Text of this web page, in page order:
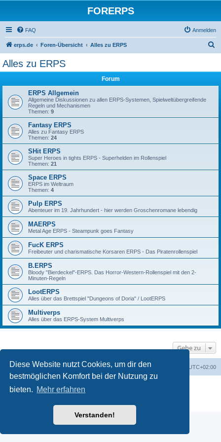
Diese Website nutzt Cookies, um dir den
bestmöglichen Komfort bei der Nutzung zu
bieten. Mehr erfahren
Verstanden!
FORERPS
FAQ Anmelden
erps.de Foren-Übersicht Alles zu ERPS
Alles zu ERPS
Forum
ERPS Allgemein
Allgemeine Diskussionen zu allen ERPS-Systemen, Spielweltübergreifende
Regeln und Mechanismen
Themen: 9
Fantasy ERPS
Alles zu Fantasy ERPS
Themen: 24
SHit ERPS
Super Heroes in tights ERPS - Superhelden im Rollenspiel
Themen: 21
Space ERPS
ERPS im Weltraum
Themen: 4
Pulp ERPS
Abenteuer im 19. Jahrhundert - hier werden Groschenromane lebendig
MAERPS
Metal Age ERPS - Steampunk goes Fantasy
FucK ERPS
Freibeuter und charismatische Korsaren ERPS - Das Piratenrollenspiel
B.ERPS
Bloody "Bierdeckel"-ERPS. Das Horror-Western-Rollenspiel mit den 2-
Minuten-Regeln
LootERPS
Alles über das Brettspiel "Dungeons of Doria" / LootERPS
Multiverps
Alles über das ERPS-System Multiverps
Gehe zu
erps.de Foren-Übersicht UTC+02:00
Deutsche Übersetzung durch